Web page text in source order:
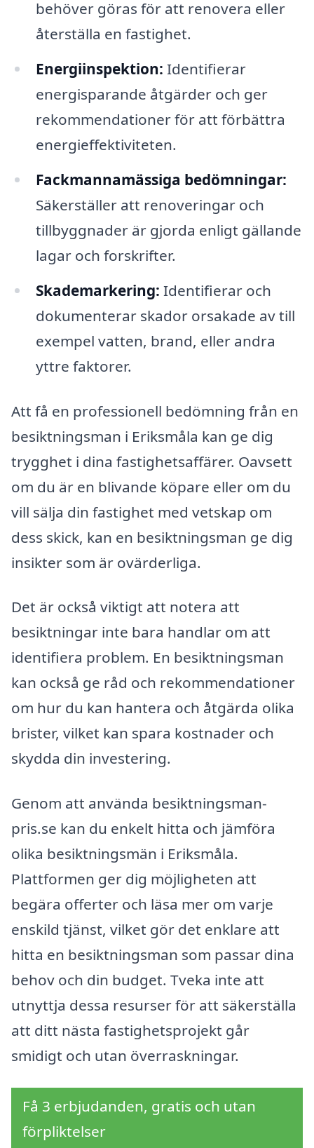
behöver göras för att renovera eller
återställa en fastighet.
Energiinspektion: Identifierar
energisparande åtgärder och ger
rekommendationer för att förbättra
energieffektiviteten.
Fackmannamässiga bedömningar:
Säkerställer att renoveringar och
tillbyggnader är gjorda enligt gällande
lagar och forskrifter.
Skademarkering: Identifierar och
dokumenterar skador orsakade av till
exempel vatten, brand, eller andra
yttre faktorer.
Att få en professionell bedömning från en
besiktningsman i Eriksmåla kan ge dig
trygghet i dina fastighetsaffärer. Oavsett
om du är en blivande köpare eller om du
vill sälja din fastighet med vetskap om
dess skick, kan en besiktningsman ge dig
insikter som är ovärderliga.
Det är också viktigt att notera att
besiktningar inte bara handlar om att
identifiera problem. En besiktningsman
kan också ge råd och rekommendationer
om hur du kan hantera och åtgärda olika
brister, vilket kan spara kostnader och
skydda din investering.
Genom att använda besiktningsman-
pris.se kan du enkelt hitta och jämföra
olika besiktningsmän i Eriksmåla.
Plattformen ger dig möjligheten att
begära offerter och läsa mer om varje
enskild tjänst, vilket gör det enklare att
hitta en besiktningsman som passar dina
behov och din budget. Tveka inte att
utnyttja dessa resurser för att säkerställa
att ditt nästa fastighetsprojekt går
smidigt och utan överraskningar.
Få 3 erbjudanden, gratis och utan
förpliktelser